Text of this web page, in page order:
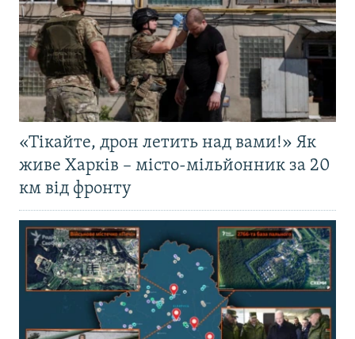
«Тікайте, дрон летить над вами!» Як
живе Харків – місто-мільйонник за 20
км від фронту